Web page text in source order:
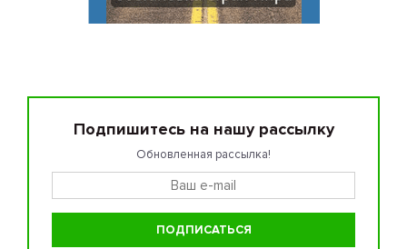
Подпишитесь на нашу рассылку
Обновленная рассылка!